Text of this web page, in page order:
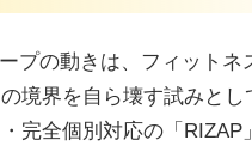
プの動きは、フィットネ
境界を自ら壊す試みとし
完全個別対応の「RIZAP